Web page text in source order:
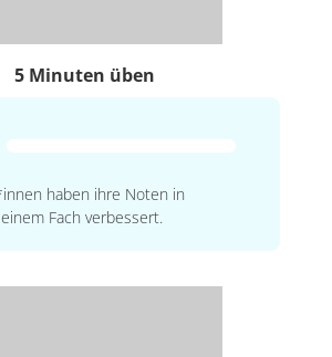
5 Minuten üben
haben ihre Noten in
Fach verbessert.